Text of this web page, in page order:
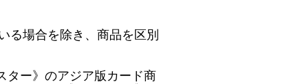
る場合を除き、商品を区別
ター》のアジア版カード商